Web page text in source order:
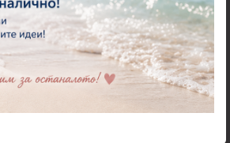
Закачалки
Крака за мебели
Други аксесоари, материали и
инструменти
Моливи, маркери, химикали,